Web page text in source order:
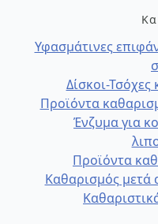
Υφασμάτινες
Δίσκοι-
Προϊόντα
Ένζυμα για
Προϊόντα
Καθαρισμός